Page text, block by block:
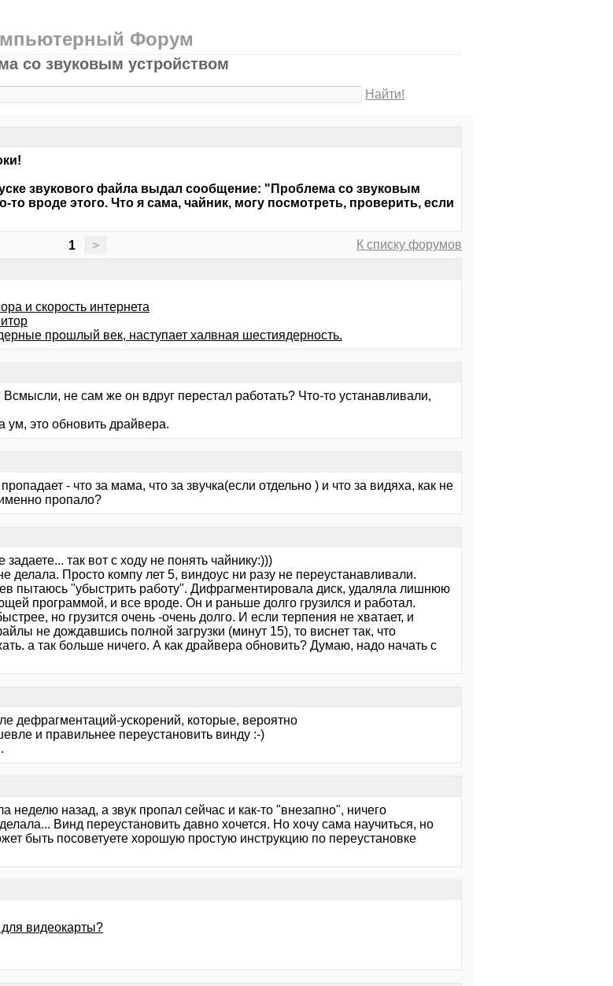
Форум
со звуковым устройством
Найти!
звукового файла выдал сообщение: "Проблема со звуковым
то вроде этого. Что я сама, чайник, могу посмотреть, проверить, если
1 >
К списку форумов
и скорость интернета
прошлый век, наступает халвная шестиядерность.
Всмысли, не сам же он вдруг перестал работать? Что-то устанавливали,
ум, это обновить драйвера.
- что за мама, что за звучка(если отдельно ) и что за видяха, как не
пропало?
так вот с ходу не понять чайнику:)))
делала. Просто компу лет 5, виндоус ни разу не переустанавливали.
пытаюсь "убыстрить работу". Дифрагментировала диск, удаляла лишнюю
программой, и все вроде. Он и раньше долго грузился и работал.
но грузится очень -очень долго. И если терпения не хватает, и
не дождавшись полной загрузки (минут 15), то виснет так, что
а так больше ничего. А как драйвера обновить? Думаю, надо начать с
дефрагментаций-ускорений, которые, вероятно
и правильнее переустановить винду :-)
неделю назад, а звук пропал сейчас и как-то "внезапно", ничего
Винд переустановить давно хочется. Но хочу сама научиться, но
быть посоветуете хорошую простую инструкцию по переустановке
для видеокарты?